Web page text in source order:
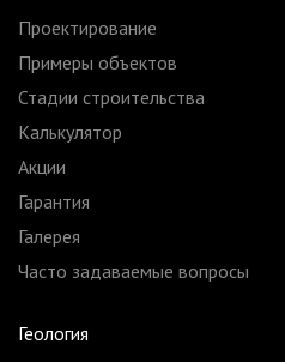
Проектирование
Примеры объектов
Стадии строительства
Калькулятор
Акции
Гарантия
Галерея
Часто задаваемые вопросы
Геология